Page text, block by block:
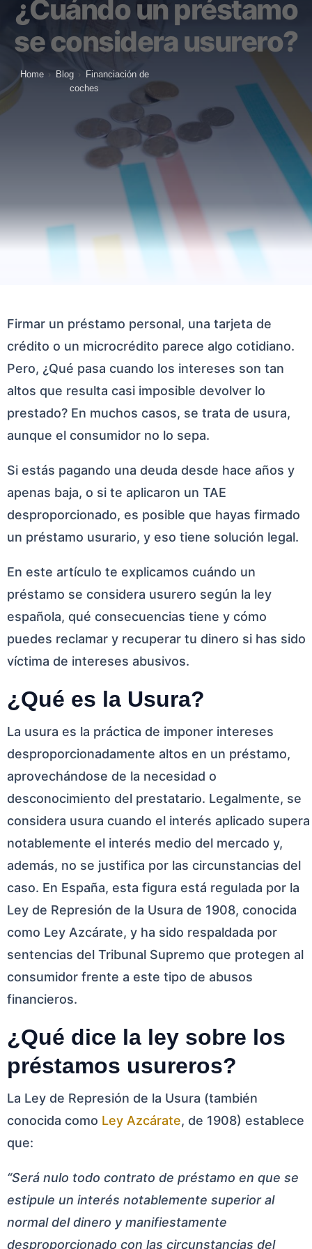
¿Cuándo un préstamo
se considera usurero?
Home › Blog › Financiación de
coches
Firmar un préstamo personal, una tarjeta de
crédito o un microcrédito parece algo cotidiano.
Pero, ¿Qué pasa cuando los intereses son tan
altos que resulta casi imposible devolver lo
prestado? En muchos casos, se trata de usura,
aunque el consumidor no lo sepa.
Si estás pagando una deuda desde hace años y
apenas baja, o si te aplicaron un TAE
desproporcionado, es posible que hayas firmado
un préstamo usurario, y eso tiene solución legal.
En este artículo te explicamos cuándo un
préstamo se considera usurero según la ley
española, qué consecuencias tiene y cómo
puedes reclamar y recuperar tu dinero si has sido
víctima de intereses abusivos.
¿Qué es la Usura?
La usura es la práctica de imponer intereses
desproporcionadamente altos en un préstamo,
aprovechándose de la necesidad o
desconocimiento del prestatario. Legalmente, se
considera usura cuando el interés aplicado supera
notablemente el interés medio del mercado y,
además, no se justifica por las circunstancias del
caso. En España, esta figura está regulada por la
Ley de Represión de la Usura de 1908, conocida
como Ley Azcárate, y ha sido respaldada por
sentencias del Tribunal Supremo que protegen al
consumidor frente a este tipo de abusos
financieros.
¿Qué dice la ley sobre los
préstamos usureros?
La Ley de Represión de la Usura (también
conocida como Ley Azcárate, de 1908) establece
que:
“Será nulo todo contrato de préstamo en que se
estipule un interés notablemente superior al
normal del dinero y manifiestamente
desproporcionado con las circunstancias del